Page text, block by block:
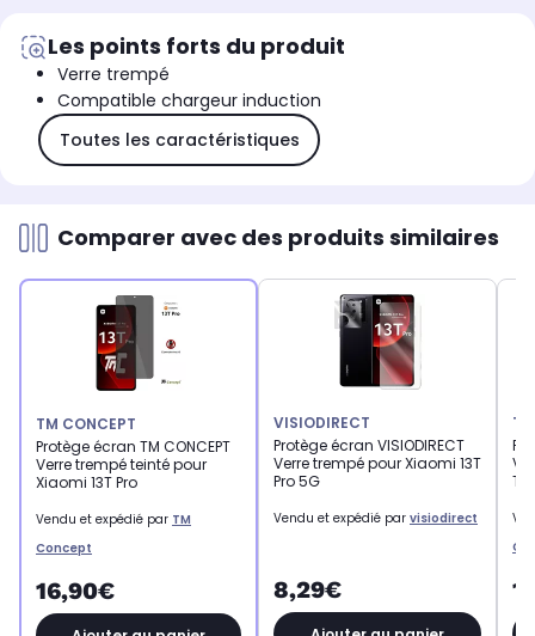
Les points forts du produit
Verre trempé
Compatible chargeur induction
Toutes les caractéristiques
Comparer avec des produits similaires
TM CONCEPT
Protège écran TM CONCEPT
Verre trempé teinté pour
Xiaomi 13T Pro
Vendu et expédié par TM
Concept
16,90€
VISIODIRECT
Protège écran VISIODIRECT
Verre trempé pour Xiaomi 13T
Pro 5G
Vendu et expédié par visiodirect
8,29€